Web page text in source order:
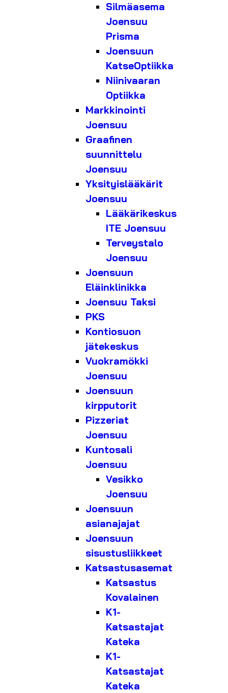
Silmäasema
Joensuu
Prisma
Joensuun
KatseOptiikka
Niinivaaran
Optiikka
Markkinointi
Joensuu
Graafinen
suunnittelu
Joensuu
Yksityislääkärit
Joensuu
Lääkärikeskus
ITE Joensuu
Terveystalo
Joensuu
Joensuun
Eläinklinikka
Joensuu Taksi
PKS
Kontiosuon
jätekeskus
Vuokramökki
Joensuu
Joensuun
kirpputorit
Pizzeriat
Joensuu
Kuntosali
Joensuu
Vesikko
Joensuu
Joensuun
asianajajat
Joensuun
sisustusliikkeet
Katsastusasemat
Katsastus
Kovalainen
K1-
Katsastajat
Kateka
K1-
Katsastajat
Kateka